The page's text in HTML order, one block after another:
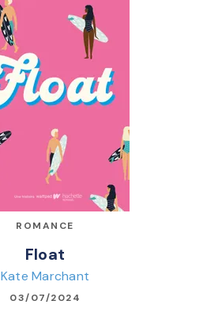
ROMANCE
Float
Kate Marchant
03/07/2024